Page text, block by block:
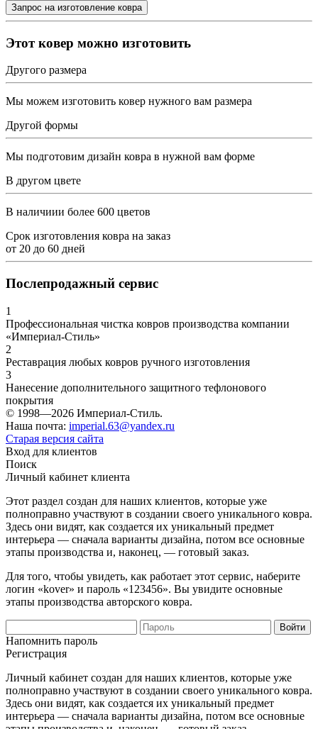
Этот ковер можно изготовить
Другого размера
Мы можем изготовить ковер нужного вам размера
Другой формы
Мы подготовим дизайн ковра в нужной вам форме
В другом цвете
В наличиии более 600 цветов
Срок изготовления ковра на заказ
от 20 до 60 дней
Послепродажный сервис
1
Профессиональная чистка ковров производства компании
«Империал-Стиль»
2
Реставрация любых ковров ручного изготовления
3
Нанесение дополнительного защитного тефлонового
покрытия
© 1998—2026 Империал-Стиль.
Наша почта: imperial.63@yandex.ru
Старая версия сайта
Вход для клиентов
Поиск
Личный кабинет клиента
Этот раздел создан для наших клиентов, которые уже
полноправно участвуют в создании своего уникального ковра.
Здесь они видят, как создается их уникальный предмет
интерьера — сначала варианты дизайна, потом все основные
этапы производства и, наконец, — готовый заказ.
Для того, чтобы увидеть, как работает этот сервис, наберите
логин «kover» и пароль «123456». Вы увидите основные
этапы производства авторского ковра.
Напомнить пароль
Регистрация
Личный кабинет создан для наших клиентов, которые уже
полноправно участвуют в создании своего уникального ковра.
Здесь они видят, как создается их уникальный предмет
интерьера — сначала варианты дизайна, потом все основные